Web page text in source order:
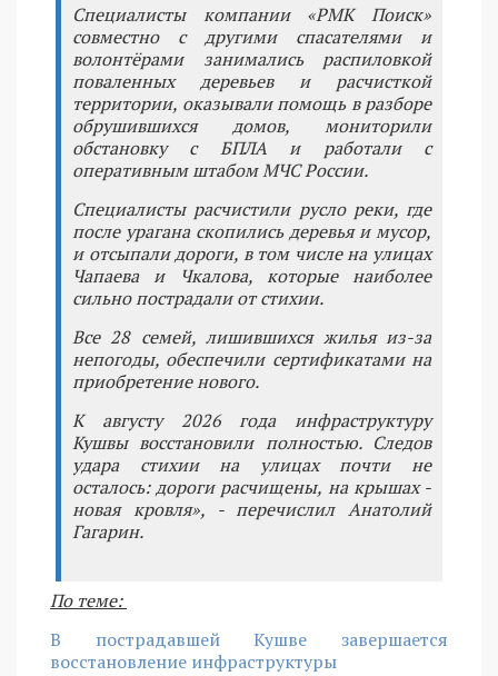
Специалисты компании «РМК Поиск»
совместно с другими спасателями и
волонтёрами занимались распиловкой
поваленных деревьев и расчисткой
территории, оказывали помощь в разборе
обрушившихся домов, мониторили
обстановку с БПЛА и работали с
оперативным штабом МЧС России.
Специалисты расчистили русло реки, где
после урагана скопились деревья и мусор,
и отсыпали дороги, в том числе на улицах
Чапаева и Чкалова, которые наиболее
сильно пострадали от стихии.
Все 28 семей, лишившихся жилья из-за
непогоды, обеспечили сертификатами на
приобретение нового.
К августу 2026 года инфраструктуру
Кушвы восстановили полностью. Следов
удара стихии на улицах почти не
осталось: дороги расчищены, на крышах -
новая кровля», - перечислил Анатолий
Гагарин.
По теме:
В пострадавшей Кушве завершается
восстановление инфраструктуры